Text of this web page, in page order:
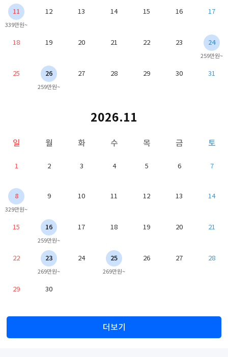
11
339만원~
12 13 14 15 16 17
18 19 20 21 22 23 24
259만원~
25 26
259만원~
27 28 29 30 31
2026.11
일 월 화 수 목 금 토
1 2 3 4 5 6 7
8
329만원~
9 10 11 12 13 14
15 16
259만원~
17 18 19 20 21
22 23
269만원~
24 25
269만원~
26 27 28
29 30
더보기